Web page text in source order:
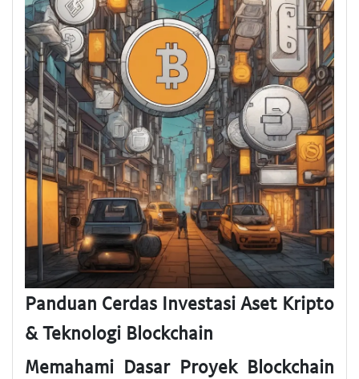
Panduan Cerdas Investasi Aset Kripto
& Teknologi Blockchain
Memahami Dasar Proyek Blockchain